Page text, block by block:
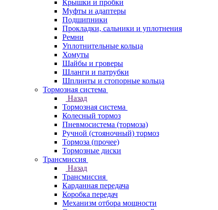
Крышки и пробки
Муфты и адаптеры
Подшипники
Прокладки, сальники и уплотнения
Ремни
Уплотнительные кольца
Хомуты
Шайбы и гроверы
Шланги и патрубки
Шплинты и стопорные кольца
Тормозная система
Назад
Тормозная система
Колесный тормоз
Пневмосиcтема (тормоза)
Ручной (стояночный) тормоз
Тормоза (прочее)
Тормозные диски
Трансмиссия
Назад
Трансмиссия
Карданная передача
Коробка передач
Механизм отбора мощности